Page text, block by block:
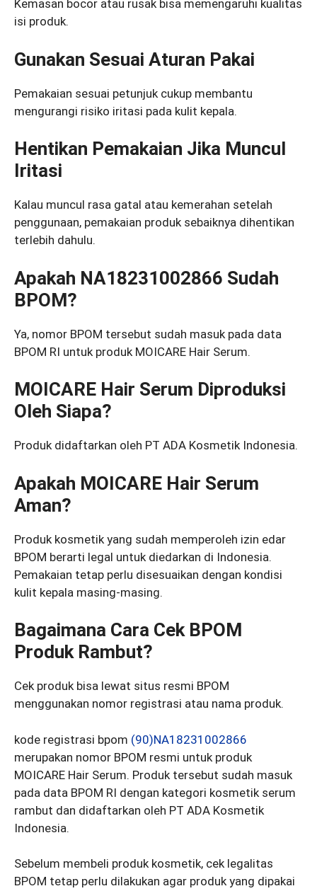
Kemasan bocor atau rusak bisa memengaruhi kualitas
isi produk.
Gunakan Sesuai Aturan Pakai
Pemakaian sesuai petunjuk cukup membantu
mengurangi risiko iritasi pada kulit kepala.
Hentikan Pemakaian Jika Muncul
Iritasi
Kalau muncul rasa gatal atau kemerahan setelah
penggunaan, pemakaian produk sebaiknya dihentikan
terlebih dahulu.
Apakah NA18231002866 Sudah
BPOM?
Ya, nomor BPOM tersebut sudah masuk pada data
BPOM RI untuk produk MOICARE Hair Serum.
MOICARE Hair Serum Diproduksi
Oleh Siapa?
Produk didaftarkan oleh PT ADA Kosmetik Indonesia.
Apakah MOICARE Hair Serum
Aman?
Produk kosmetik yang sudah memperoleh izin edar
BPOM berarti legal untuk diedarkan di Indonesia.
Pemakaian tetap perlu disesuaikan dengan kondisi
kulit kepala masing-masing.
Bagaimana Cara Cek BPOM
Produk Rambut?
Cek produk bisa lewat situs resmi BPOM
menggunakan nomor registrasi atau nama produk.
kode registrasi bpom (90)NA18231002866
merupakan nomor BPOM resmi untuk produk
MOICARE Hair Serum. Produk tersebut sudah masuk
pada data BPOM RI dengan kategori kosmetik serum
rambut dan didaftarkan oleh PT ADA Kosmetik
Indonesia.
Sebelum membeli produk kosmetik, cek legalitas
BPOM tetap perlu dilakukan agar produk yang dipakai